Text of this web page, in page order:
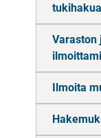
Varaston
Ilmoita